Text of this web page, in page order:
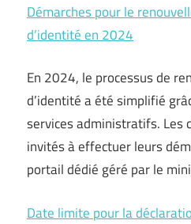
Démarches pour le
d’identité en 2024
En 2024, le processus de
d’identité a été simplifié
services administratifs. Les
invités à effectuer leurs
portail dédié géré par le
Date limite pour la